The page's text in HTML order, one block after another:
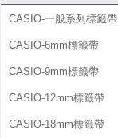
CASIO-一般系列標籤帶
CASIO-6mm標籤帶
CASIO-9mm標籤帶
CASIO-12mm標籤帶
CASIO-18mm標籤帶